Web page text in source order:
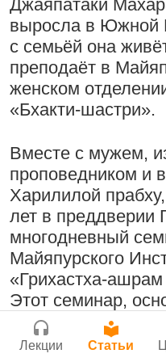
Поклоняться
исполняя его
Радхарани —
служений
Деятельность на
существ
Джаяпатаки
выросла в Южной
с семьёй она
преподаёт в
женском
«Бхакти-шастри».
Вместе с мужем,
проповедником и
Харилилой
лет в преддверии
многодневный
Майяпурского
«Грихастха-
Этот семинар,
исключительно
комментариев
Чайтанье
Нектар имени
Подрыватели
Сайт
Войти|
Инструкция
Лекции Статьи